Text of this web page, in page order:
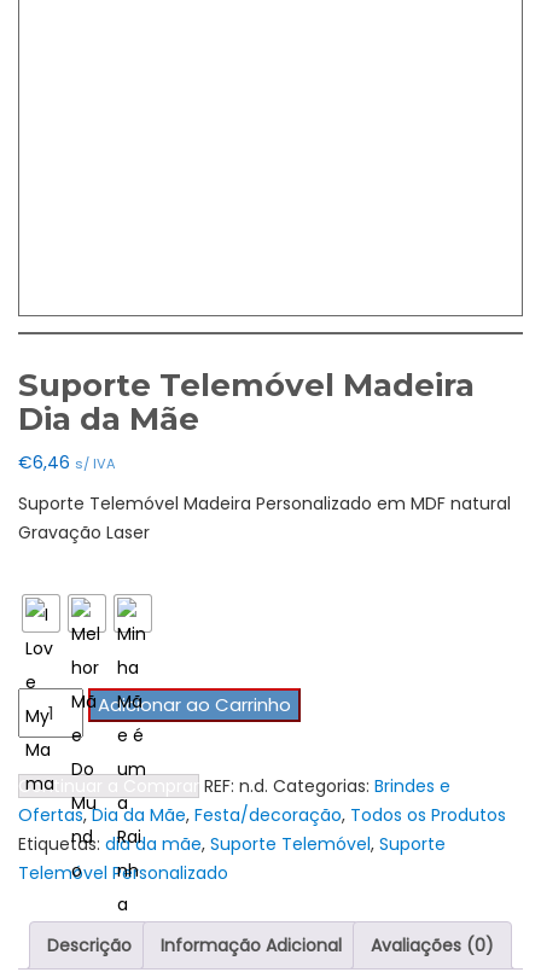
Suporte Telemóvel Madeira
Dia da Mãe
€6,46 s/ IVA
Suporte Telemóvel Madeira Personalizado em MDF natural
Gravação Laser
Quantidade
de
Suporte
Telemóvel
Madeira
Dia
da
Adicionar ao Carrinho
Continuar a Comprar REF: n.d. Categorias: Brindes e
Ofertas,Dia da Mãe, Festa/decoração, Todos os Produtos
Etiquetas: dia da mãe, Suporte Telemóvel, Suporte
Telemóvel Personalizado
Descrição Informação Adicional Avaliações (0)